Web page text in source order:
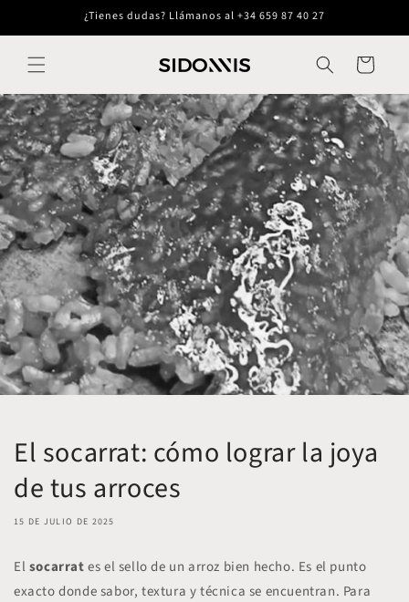
directamente
al contenido
¿Tienes dudas? Llámanos al +34 659 87 40 27
Carrito
El socarrat: cómo lograr la joya
de tus arroces
15 DE JULIO DE 2025
Elsocarrates el sello de un arroz bien hecho. Es el punto
exacto donde sabor, textura y técnica se encuentran. Para